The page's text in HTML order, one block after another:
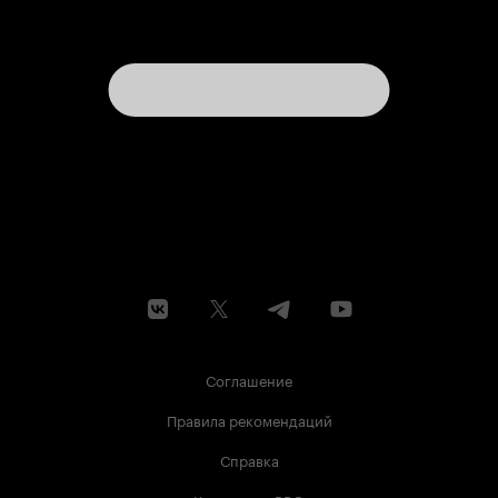
Соглашение
Правила рекомендаций
Справка